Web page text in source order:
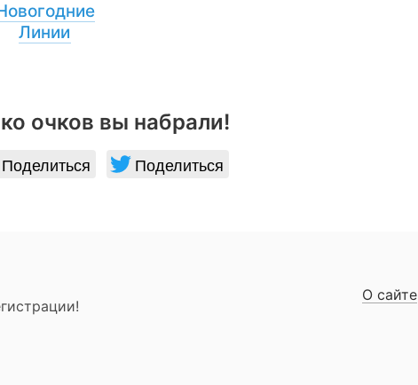
Линии
очков вы набрали!
Поделиться Поделиться
О сайте